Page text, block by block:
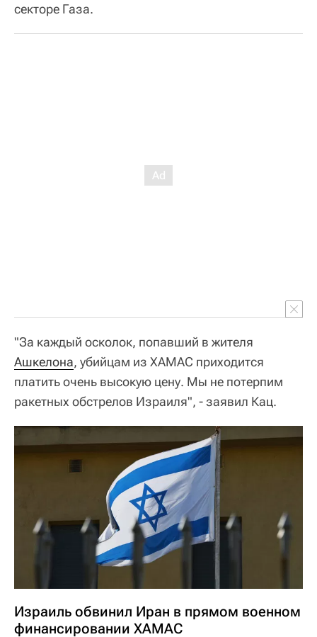
секторе Газа.
"За каждый осколок, попавший в жителя
Ашкелона, убийцам из ХАМАС приходится
платить очень высокую цену. Мы не потерпим
ракетных обстрелов Израиля", - заявил Кац.
Израиль обвинил Иран в прямом военном
финансировании ХАМАС